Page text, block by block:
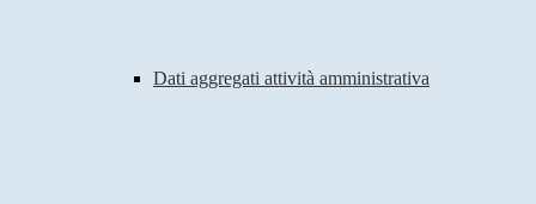
Dati aggregati attività amministrativa